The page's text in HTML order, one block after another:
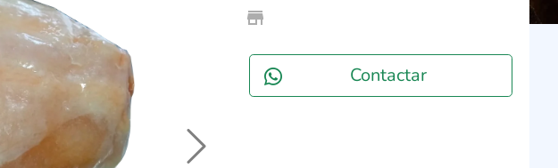
Next
store_mall_directory
Contactar